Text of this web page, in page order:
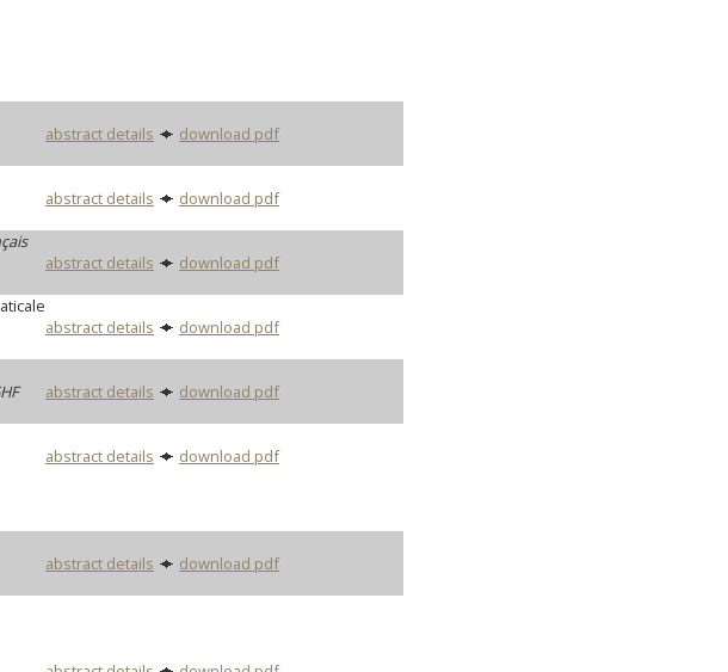
abstract details
download pdf
abstract details
download pdf
abstract details
download pdf
abstract details
download pdf
abstract details
download pdf
abstract details download pdf
abstract details download pdf